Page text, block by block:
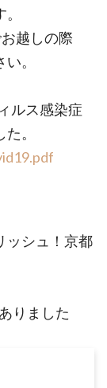
越しの際
。
ルス感染症
。
ッシュ！京都
りました